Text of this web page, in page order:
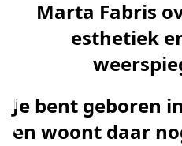
r
t
Marta Fabris
esthetiek
Je bent geboren
en woont daar